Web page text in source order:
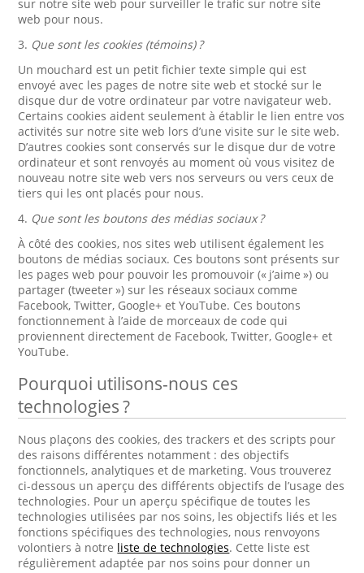
sur notre site web pour surveiller le trafic sur notre site
web pour nous.
3. Que sont les cookies (témoins) ?
Un mouchard est un petit fichier texte simple qui est
envoyé avec les pages de notre site web et stocké sur le
disque dur de votre ordinateur par votre navigateur web.
Certains cookies aident seulement à établir le lien entre vos
activités sur notre site web lors d’une visite sur le site web.
D’autres cookies sont conservés sur le disque dur de votre
ordinateur et sont renvoyés au moment où vous visitez de
nouveau notre site web vers nos serveurs ou vers ceux de
tiers qui les ont placés pour nous.
4. Que sont les boutons des médias sociaux ?
À côté des cookies, nos sites web utilisent également les
boutons de médias sociaux. Ces boutons sont présents sur
les pages web pour pouvoir les promouvoir (« j’aime ») ou
partager (tweeter ») sur les réseaux sociaux comme
Facebook, Twitter, Google+ et YouTube. Ces boutons
fonctionnement à l’aide de morceaux de code qui
proviennent directement de Facebook, Twitter, Google+ et
YouTube.
Pourquoi utilisons-nous ces
technologies ?
Nous plaçons des cookies, des trackers et des scripts pour
des raisons différentes notamment : des objectifs
fonctionnels, analytiques et de marketing. Vous trouverez
ci-dessous un aperçu des différents objectifs de l’usage des
technologies. Pour un aperçu spécifique de toutes les
technologies utilisées par nos soins, les objectifs liés et les
fonctions spécifiques des technologies, nous renvoyons
volontiers à notre liste de technologies. Cette liste est
régulièrement adaptée par nos soins pour donner un